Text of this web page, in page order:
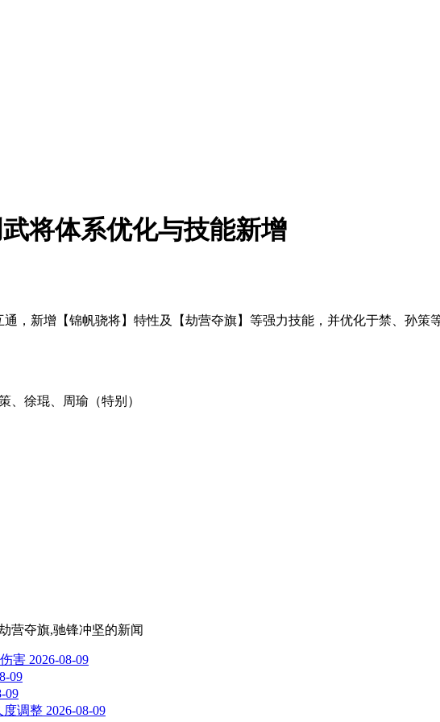
武将体系优化与技能新增
，新增【锦帆骁将】特性及【劫营夺旗】等强力技能，并优化于禁、孙策
、徐琨、周瑜（特别）
营夺旗,驰锋冲坚的新闻
害 2026-08-09
09
09
度调整 2026-08-09